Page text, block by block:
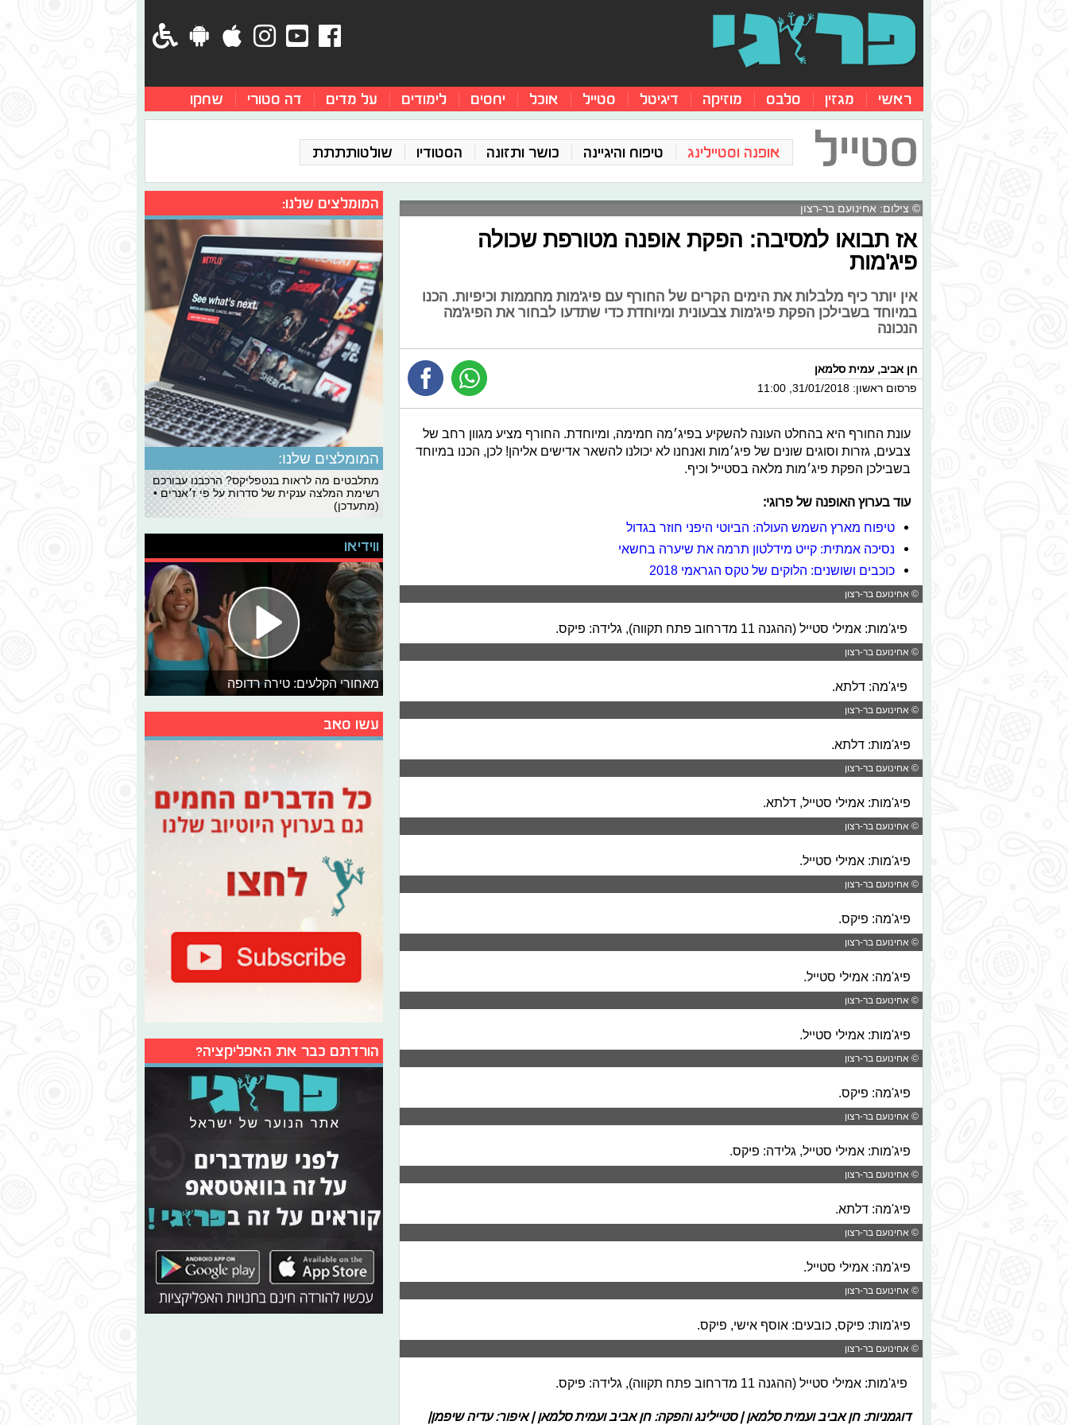
ראשי מגזין סלבס מוזיקה דיגיטל סטייל אוכל יחסים לימודים על מדים דה סטורי שחקו
סטייל אופנה וסטיילינג טיפוח והיגיינה כושר ותזונה הסטודיו שולטותתתת
© צילום: אחינועם בר-רצון
אז תבואו למסיבה: הפקת אופנה מטורפת שכולה
פיג'מות
אין יותר כיף מלבלות את הימים הקרים של החורף עם פיג'מות מחממות וכיפיות. הכנו
במיוחד בשבילכן הפקת פיג'מות צבעונית ומיוחדת כדי שתדעו לבחור את הפיג'מה
הנכונה
חן אביב, עמית סלמאן
פרסום ראשון: 31/01/2018, 11:00
עונת החורף היא בהחלט העונה להשקיע בפיג׳מה חמימה, ומיוחדת. החורף מציע מגוון רחב של
צבעים, גזרות וסוגים שונים של פיג׳מות ואנחנו לא יכולנו להשאר אדישים אליהן! לכן, הכנו במיוחד
בשבילכן הפקת פיג׳מות מלאה בסטייל וכיף.
עוד בערוץ האופנה של פרוגי:
טיפוח מארץ השמש העולה: הביוטי היפני חוזר בגדול
נסיכה אמתית: קייט מידלטון תרמה את שיערה בחשאי
כוכבים ושושנים: הלוקים של טקס הגראמי 2018
© אחינועם בר-רצון
פיג'מות: אמילי סטייל (ההגנה 11 מדרחוב פתח תקווה), גלידה: פיקס.
© אחינועם בר-רצון
פיג'מה: דלתא.
© אחינועם בר-רצון
פיג'מות: דלתא.
© אחינועם בר-רצון
פיג'מות: אמילי סטייל, דלתא.
© אחינועם בר-רצון
פיג'מות: אמילי סטייל.
© אחינועם בר-רצון
פיג'מה: פיקס.
© אחינועם בר-רצון
פיג'מה: אמילי סטייל.
© אחינועם בר-רצון
פיג'מות: אמילי סטייל.
© אחינועם בר-רצון
פיג'מה: פיקס.
© אחינועם בר-רצון
פיג'מות: אמילי סטייל, גלידה: פיקס.
© אחינועם בר-רצון
פיג'מה: דלתא.
© אחינועם בר-רצון
פיג'מה: אמילי סטייל.
© אחינועם בר-רצון
פיג'מות: פיקס, כובעים: אוסף אישי, פיקס.
© אחינועם בר-רצון
פיג'מות: אמילי סטייל (ההגנה 11 מדרחוב פתח תקווה), גלידה: פיקס.
דוגמניות: חן אביב ועמית סלמאן | סטיילינג והפקה:חן אביב ועמית סלמאן| איפור: עדיה שיפמן|
המומלצים שלנו:
המומלצים שלנו:
מתלבטים מה לראות בנטפליקס? הרכבנו עבורכם
רשימת המלצה ענקית של סדרות על פי ז׳אנרים •
(מתעדכן)
ווידיאו
מאחורי הקלעים: טירה רדופה
עשו סאב
הורדתם כבר את האפליקציה?